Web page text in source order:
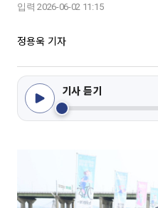
입력 2026-06-02 11:15
정용욱 기자
기사 듣기